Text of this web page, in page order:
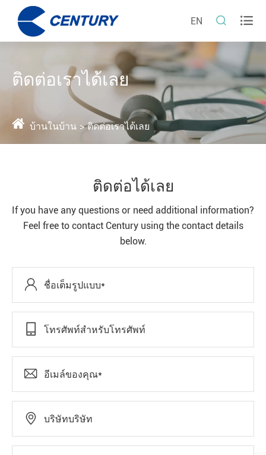
EN  
ติดต่อเราได้เลย
บ้านในบ้าน ติดต่อเราได้เลย
ติดต่อได้เลย
If you have any questions or need additional information?
Feel free to contact Century using the contact details
below.



